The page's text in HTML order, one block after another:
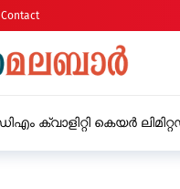
Contact
ക്വാളിറ്റി കെയർ